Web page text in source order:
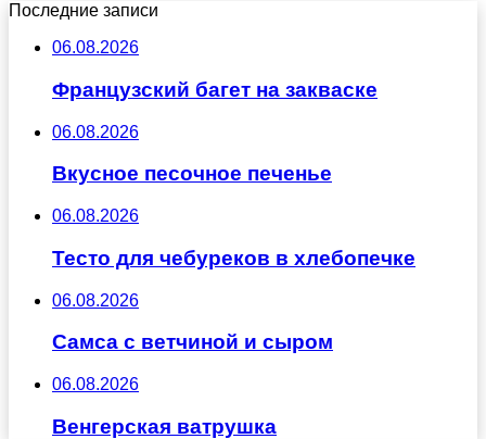
Последние записи
06.08.2026
Французский багет на закваске
06.08.2026
Вкусное песочное печенье
06.08.2026
Тесто для чебуреков в хлебопечке
06.08.2026
Самса с ветчиной и сыром
06.08.2026
Венгерская ватрушка